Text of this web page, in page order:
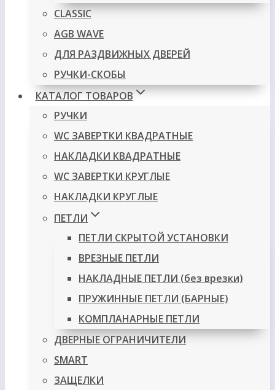
CLASSIC
AGB WAVE
ДЛЯ РАЗДВИЖНЫХ ДВЕРЕЙ
РУЧКИ-СКОБЫ
КАТАЛОГ ТОВАРОВ
РУЧКИ
WC ЗАВЕРТКИ КВАДРАТНЫЕ
НАКЛАДКИ КВАДРАТНЫЕ
WC ЗАВЕРТКИ КРУГЛЫЕ
НАКЛАДКИ КРУГЛЫЕ
ПЕТЛИ
ПЕТЛИ СКРЫТОЙ УСТАНОВКИ
ВРЕЗНЫЕ ПЕТЛИ
НАКЛАДНЫЕ ПЕТЛИ (без врезки)
ПРУЖИННЫЕ ПЕТЛИ (БАРНЫЕ)
КОМПЛАНАРНЫЕ ПЕТЛИ
ДВЕРНЫЕ ОГРАНИЧИТЕЛИ
SMART
ЗАЩЕЛКИ